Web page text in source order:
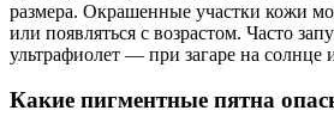
размера. Окрашенные участки кожи
или появляться с возрастом. Часто
ультрафиолет — при загаре на солнце
Какие пигментные пятна